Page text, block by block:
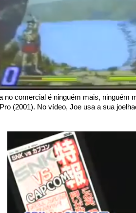
no comercial é ninguém mais, ninguém
(2001). No vídeo, Joe usa a sua